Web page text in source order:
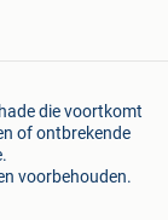
die voortkomt
of ontbrekende
voorbehouden.